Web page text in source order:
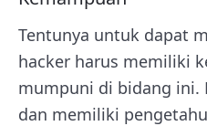
Tentunya untuk dapat
hacker harus memiliki
mumpuni di bidang ini.
dan memiliki